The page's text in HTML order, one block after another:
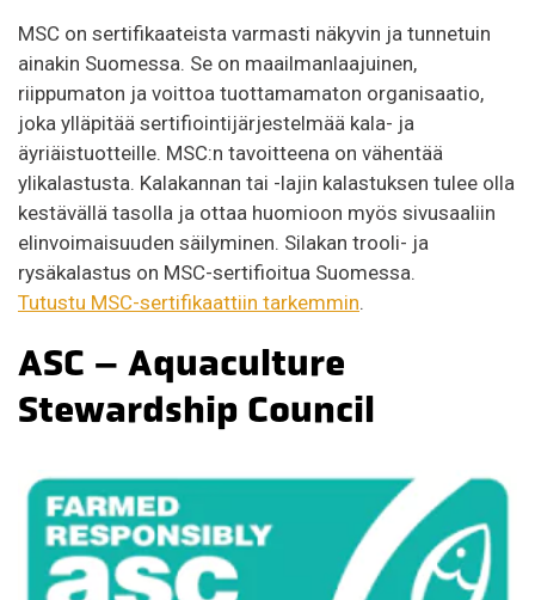
MSC on sertifikaateista varmasti näkyvin ja tunnetuin
ainakin Suomessa. Se on maailmanlaajuinen,
riippumaton ja voittoa tuottamamaton organisaatio,
joka ylläpitää sertifiointijärjestelmää kala- ja
äyriäistuotteille. MSC:n tavoitteena on vähentää
ylikalastusta. Kalakannan tai -lajin kalastuksen tulee olla
kestävällä tasolla ja ottaa huomioon myös sivusaaliin
elinvoimaisuuden säilyminen. Silakan trooli- ja
rysäkalastus on MSC-sertifioitua Suomessa.
Tutustu MSC-sertifikaattiin tarkemmin.
ASC – Aquaculture
Stewardship Council